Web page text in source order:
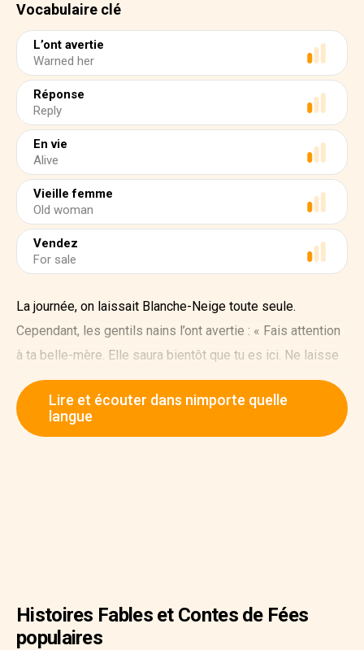
Vocabulaire clé
L’ont avertie
Warned her
Réponse
Reply
En vie
Alive
Vieille femme
Old woman
Vendez
For sale
La journée, on laissait Blanche-Neige toute seule.
Cependant, les gentils nains l’ont avertie : « Fais attention
à ta belle-mère. Elle saura bientôt que tu es ici. Ne laisse
entrer personne. »
Lire et écouter dans nimporte quelle
langue
Histoires Fables et Contes de Fées
populaires